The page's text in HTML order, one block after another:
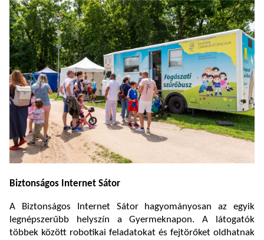
Biztonságos Internet Sátor
A Biztonságos Internet Sátor hagyományosan az egyik
legnépszerűbb helyszín a Gyermeknapon. A látogatók
többek között robotikai feladatokat és fejtörőket oldhatnak